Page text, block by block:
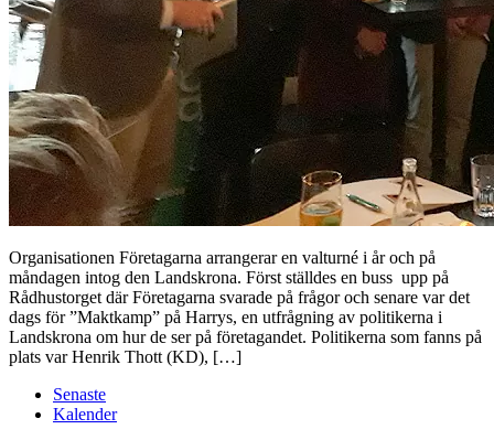
Organisationen Företagarna arrangerar en valturné i år och på
måndagen intog den Landskrona. Först ställdes en buss upp på
Rådhustorget där Företagarna svarade på frågor och senare var det
dags för ”Maktkamp” på Harrys, en utfrågning av politikerna i
Landskrona om hur de ser på företagandet. Politikerna som fanns på
plats var Henrik Thott (KD), […]
Senaste
Kalender